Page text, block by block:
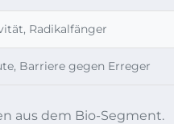
Radikalfänger
Barriere gegen Erreger
aus dem Bio-Segment.